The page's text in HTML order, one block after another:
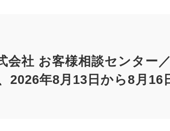
会社 お客様相談センター
2026年8月13日から8月16